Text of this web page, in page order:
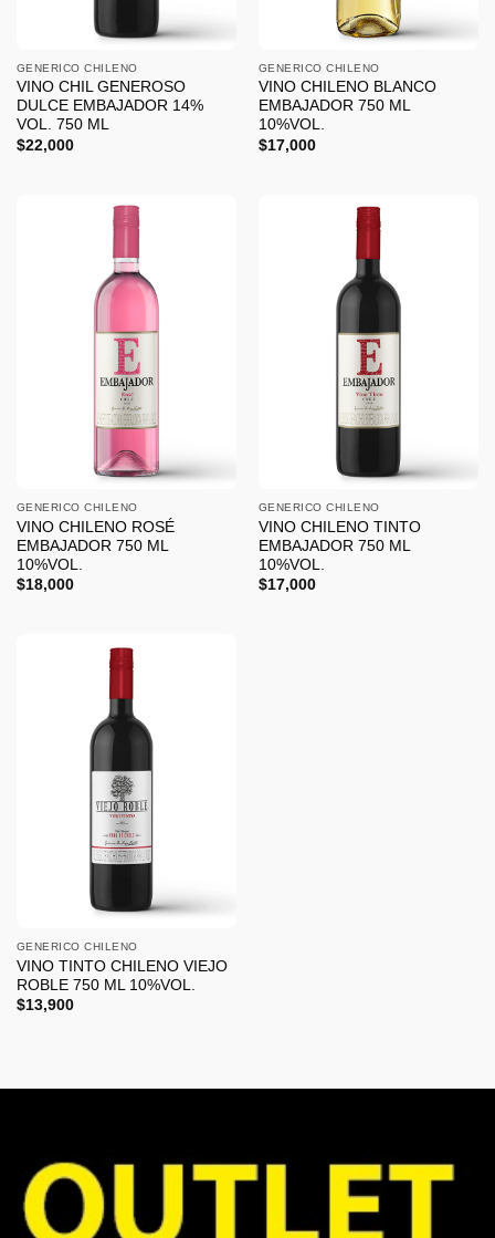
GENERICO CHILENO
VINO CHIL GENEROSO
DULCE EMBAJADOR 14%
VOL. 750 ML
$22,000
GENERICO CHILENO
VINO CHILENO BLANCO
EMBAJADOR 750 ML
10%VOL.
$17,000
GENERICO CHILENO
VINO CHILENO ROSÉ
EMBAJADOR 750 ML
10%VOL.
$18,000
GENERICO CHILENO
VINO CHILENO TINTO
EMBAJADOR 750 ML
10%VOL.
$17,000
GENERICO CHILENO
VINO TINTO CHILENO VIEJO
ROBLE 750 ML 10%VOL.
$13,900